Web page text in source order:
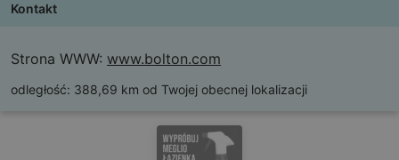
Kontakt
Strona WWW: www.bolton.com
odległość: 388,69 km od Twojej obecnej lokalizacji